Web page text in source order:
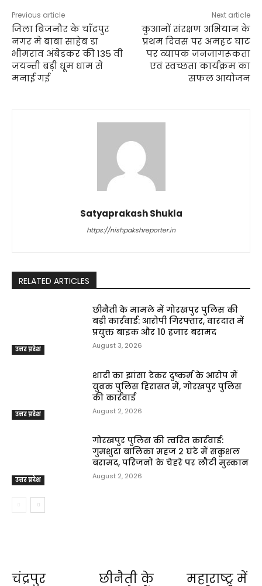
Previous article
जिला बिजनौर के चाँदपुर
नगर मे बाबा साहेब डा
भीमराव अंबेडकर की 135 वी
जयन्ती बड़ी धूम धाम से
मनाई गई
Next article
कुआनों संरक्षण अभियान के
प्रथम दिवस पर अमहट घाट
पर व्यापक जनजागरूकता
एवं स्वच्छता कार्यक्रम का
सफल आयोजन
Satyaprakash Shukla
https://nishpakshreporter.in
RELATED ARTICLES
उत्तर प्रदेश
छीनैती के मामले में गोरखपुर पुलिस की
बड़ी कार्रवाई: आरोपी गिरफ्तार, वारदात में
प्रयुक्त बाइक और ₹10 हजार बरामद
August 3, 2026
उत्तर प्रदेश
शादी का झांसा देकर दुष्कर्म के आरोप में
युवक पुलिस हिरासत में, गोरखपुर पुलिस
की कार्रवाई
August 2, 2026
उत्तर प्रदेश
गोरखपुर पुलिस की त्वरित कार्रवाई:
गुमशुदा बालिका महज 2 घंटे में सकुशल
बरामद, परिजनों के चेहरे पर लौटी मुस्कान
August 2, 2026
चंद्रपुर
छीनैती के
महाराष्ट्र में